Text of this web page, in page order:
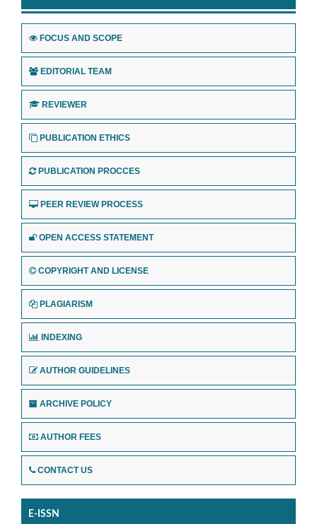
FOCUS AND SCOPE
EDITORIAL TEAM
REVIEWER
PUBLICATION ETHICS
PUBLICATION PROCCES
PEER REVIEW PROCESS
OPEN ACCESS STATEMENT
COPYRIGHT AND LICENSE
PLAGIARISM
INDEXING
AUTHOR GUIDELINES
ARCHIVE POLICY
AUTHOR FEES
CONTACT US
E-ISSN